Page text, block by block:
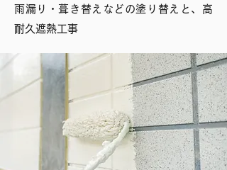
雨漏り・葺き替えなどの塗り替えと、高
耐久遮熱工事